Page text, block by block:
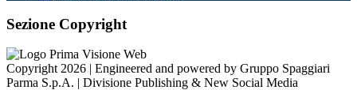
Sezione Copyright
Copyright 2026 | Engineered and powered by Gruppo Spaggiari
Parma S.p.A. | Divisione Publishing & New Social Media